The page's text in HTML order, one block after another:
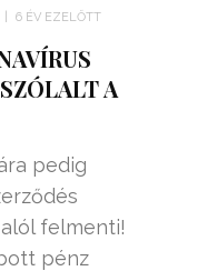
6 ÉV EZELŐTT
A
pedig
felmenti!
pénz